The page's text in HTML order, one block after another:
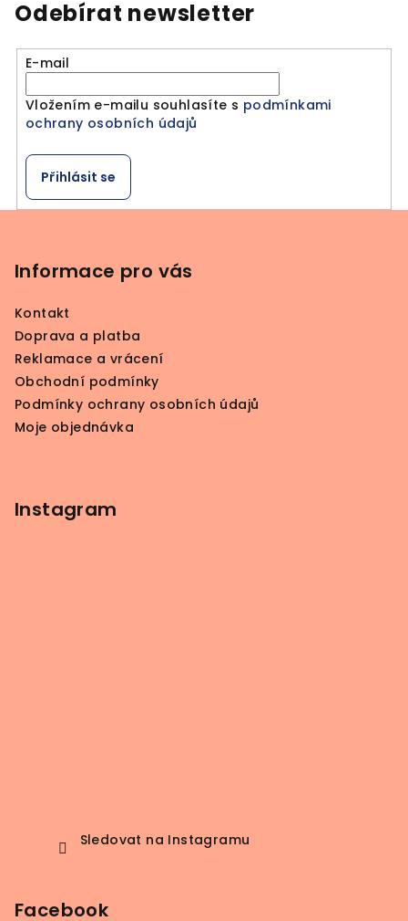
d
a
c
í
p
v
Odebírat newsletter
E-mail
Vložením e-mailu souhlasíte s podmínkami
ochrany osobních údajů
Přihlásit se
Informace pro vás
Kontakt
Doprava a platba
Reklamace a vrácení
Obchodní podmínky
Podmínky ochrany osobních údajů
Moje objednávka
Instagram
Sledovat na Instagramu
Facebook